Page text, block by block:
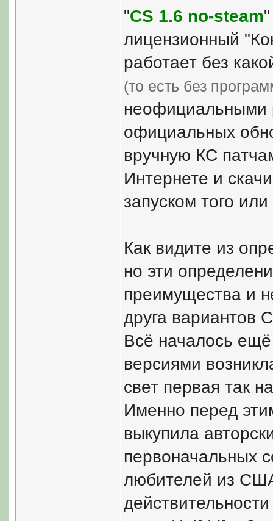
"CS 1.6 no-steam
лицензионный
работает без
(то есть без
неофициальными
официальных
вручную КС
Интернете и
запуском того
Как видите из
но эти
преимущества и
друга вариантов
Всё началось
версиями
свет первая так
Именно перед
выкупила
первоначальных
любителей из